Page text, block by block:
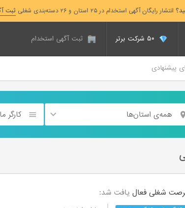
انتشار رایگان آگهی استخدام در ۲۵ استان و ۲۶ دسته‌بندی شغلی ثبت
ثبت آگهی استخدام
پیشنهادی
همه‌ی استان‌ها کارگر
فعال یافت شد: